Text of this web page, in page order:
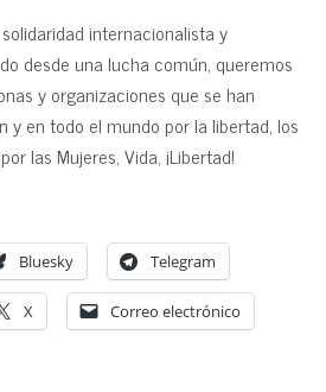
internacionalista y
desde una lucha común, queremos
y organizaciones que se han
y en todo el mundo por la libertad, los
las Mujeres, Vida, ¡Libertad!
Bluesky Telegram
X Correo electrónico